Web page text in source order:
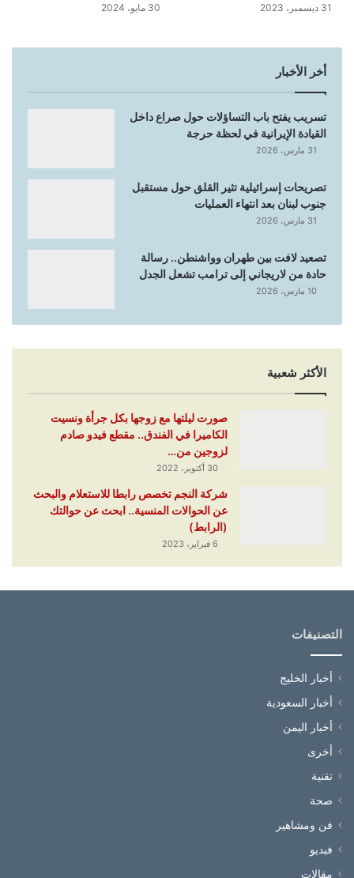
31 ديسمبر، 2023 30 مايو، 2024
أخر الأخبار
تسريب يفتح باب التساؤلات حول صراع داخل
القيادة الإيرانية في لحظة حرجة
31 مارس، 2026
تصريحات إسرائيلية تثير القلق حول مستقبل
جنوب لبنان بعد انتهاء العمليات
31 مارس، 2026
تصعيد لافت بين طهران وواشنطن.. رسالة
حادة من لاريجاني إلى ترامب تشعل الجدل
10 مارس، 2026
الأكثر شعبية
صورت ليلتها مع زوجها بكل جرأة ونسيت
الكاميرا في الفندق.. مقطع فيدو صادم
لزوجين من…
30 أكتوبر، 2022
شركة النجم تخصص رابطا للاستعلام والبحث
عن الحوالات المنسية.. ابحث عن حوالتك
(الرابط)
6 فبراير، 2023
التصنيفات
أخبار الخليج
أخبار السعودية
أخبار اليمن
أخرى
تقنية
صحة
فن ومشاهير
فيديو
مقالات